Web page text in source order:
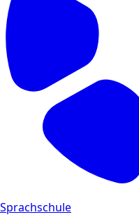
Sprachschule